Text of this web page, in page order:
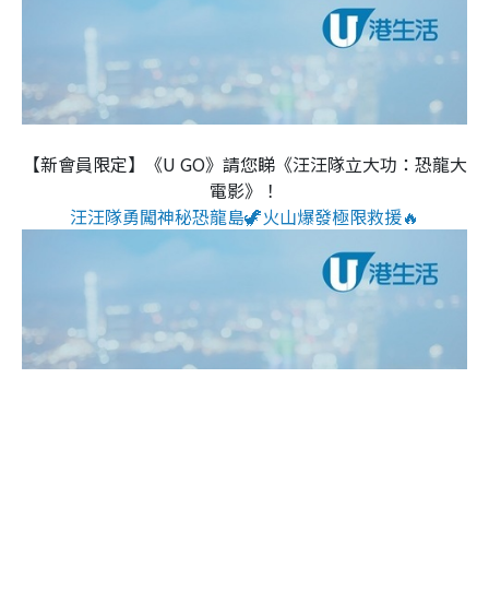
【新會員限定】《U GO》請您睇《汪汪隊立大功：恐龍大
電影》！
汪汪隊勇闖神秘恐龍島🦖火山爆發極限救援🔥